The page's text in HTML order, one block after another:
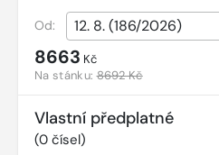
Od:
8663 Kč
Na stánku:8692 Kč
Vlastní předplatné
(0 čísel)